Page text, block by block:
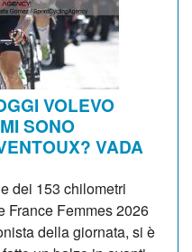
VOLEVO
SONO
VADA
dei 153 chilometri
France Femmes 2026
della giornata, si è